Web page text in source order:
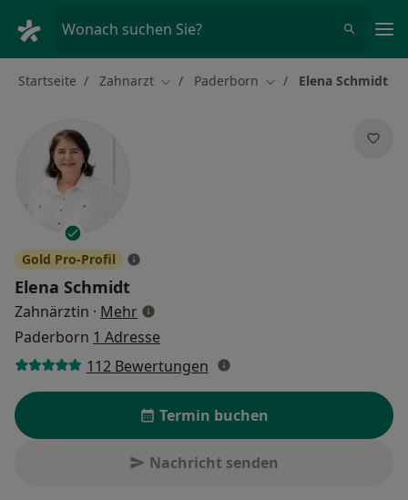
Wonach suchen Sie?
Startseite Zahnarzt Stadt ändern
Paderborn Stadt ändern
Elena Schmidt
Gold Pro-Profil
Elena Schmidt
Zahnärztin · Mehrüber Spezialisierungen
Paderborn 1 Adresse
112 Bewertungen
Termin buchen
Nachricht senden